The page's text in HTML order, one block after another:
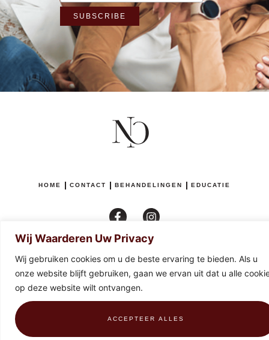
Wij Waarderen Uw Privacy
Wij gebruiken cookies om u de beste ervaring te bieden. Als u
onze website blijft gebruiken, gaan we ervan uit dat u alle
op deze website wilt ontvangen.
ACCEPTEER ALLES
HOME CONTACT BEHANDELINGEN EDUCATIE
MADE WITH♥ BY FEELSLIKEHOME.MEDIA
PRIVACYBELEID
BE0674825634
VOORWAARDEN EN TERUGGAVEN